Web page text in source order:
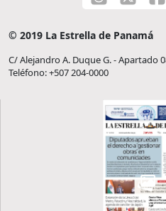
© 2019 La Estrella de Panamá
C/ Alejandro A. Duque G. - Apartado
Teléfono: +507 204-0000